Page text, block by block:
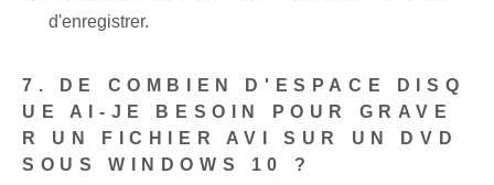
d'enregistrer.
7. DE COMBIEN D'ESPACE DISQ
UE AI-JE BESOIN POUR GRAVE
R UN FICHIER AVI SUR UN DVD
SOUS WINDOWS 10 ?